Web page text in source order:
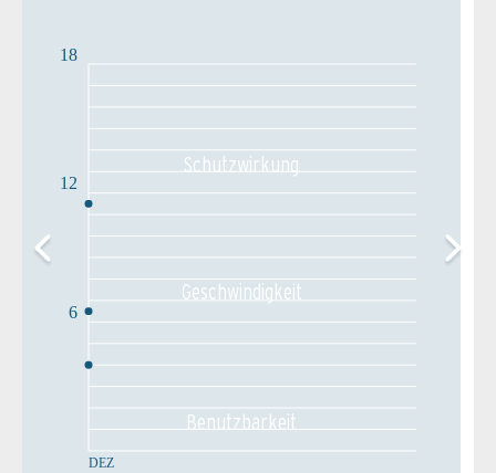
DEZ
6
12
18
Schutz­wirkung
Geschw­indigkeit
Benutz­barkeit